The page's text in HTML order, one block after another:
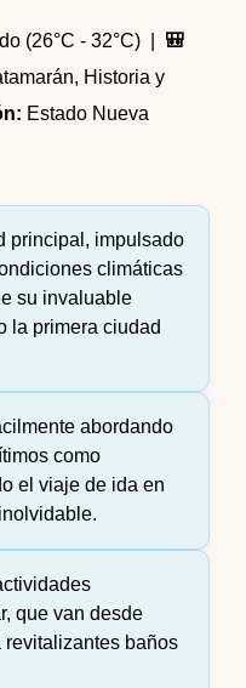
(26°C - 32°C) | 🎒
Historia y
Estado Nueva
principal, impulsado
climáticas
su invaluable
la primera ciudad
abordando
como
el viaje de ida en
que van desde
baños